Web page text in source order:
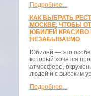
Подробнее...
КАК ВЫБРАТЬ
МОСКВЕ, ЧТОБЫ
ЮБИЛЕЙ КРАСИВО
НЕЗАБЫВАЕМО
Юбилей — это
который хочется
атмосфере,
людей и с высоким
Подробнее...